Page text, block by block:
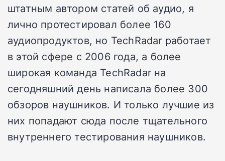
штатным автором статей об аудио, я
лично протестировал более 160
аудиопродуктов, но TechRadar работает
в этой сфере с 2006 года, а более
широкая команда TechRadar на
сегодняшний день написала более 300
обзоров наушников. И только лучшие из
них попадают сюда после тщательного
внутреннего тестирования наушников.